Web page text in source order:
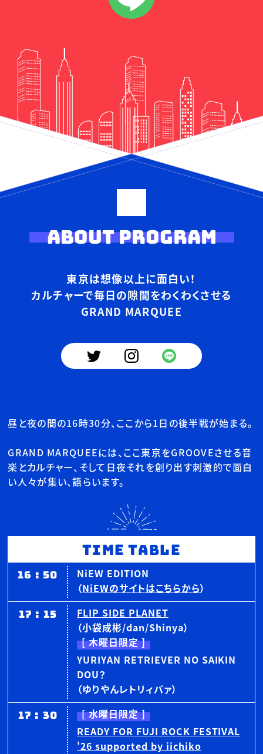
ABOUT PROGRAM
東京は想像以上に面白い！
カルチャーで毎日の隙間をわくわくさせる
GRAND MARQUEE
昼と夜の間の16時30分、ここから1日の後半戦が始まる。
GRAND MARQUEEには、ここ東京をGROOVEさせる音
楽とカルチャー、そして日夜それを創り出す刺激的で面白
い人々が集い、語らいます。
TIME TABLE
16 :50
NiEW EDITION
（NiEWのサイトはこちらから）
17:15
FLIP SIDE PLANET
（小袋成彬/dan/Shinya）
[ 木曜日限定 ]
YURIYAN RETRIEVER NO SAIKIN
DOU？
（ゆりやんレトリィバァ）
17:30
[ 水曜日限定 ]
READY FOR FUJI ROCK FESTIVAL
'26 supported by iichiko